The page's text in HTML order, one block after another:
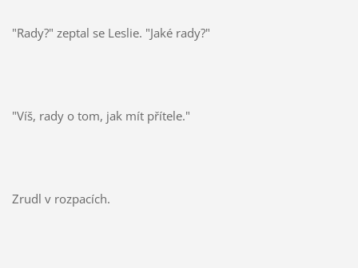
"Rady?" zeptal se Leslie. "Jaké rady?"
"Víš, rady o tom, jak mít přítele."
Zrudl v rozpacích.